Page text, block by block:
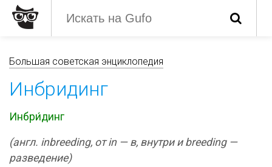
Большая советская энциклопедия
Инбридинг
Инбри́динг
(англ. inbreeding, от in — в, внутри и breeding —
разведение)